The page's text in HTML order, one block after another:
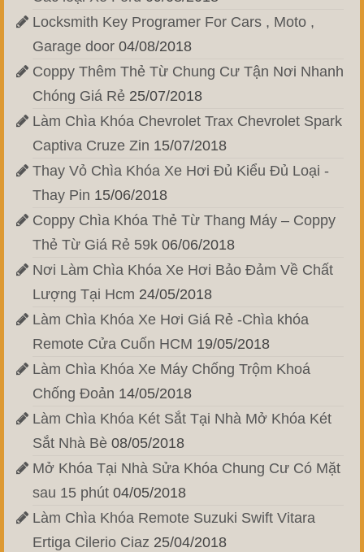
Locksmith Key Programer For Cars , Moto ,
Garage door 04/08/2018
Coppy Thêm Thẻ Từ Chung Cư Tận Nơi Nhanh
Chóng Giá Rẻ 25/07/2018
Làm Chìa Khóa Chevrolet Trax Chevrolet Spark
Captiva Cruze Zin 15/07/2018
Thay Vỏ Chìa Khóa Xe Hơi Đủ Kiểu Đủ Loại -
Thay Pin 15/06/2018
Coppy Chìa Khóa Thẻ Từ Thang Máy – Coppy
Thẻ Từ Giá Rẻ 59k 06/06/2018
Nơi Làm Chìa Khóa Xe Hơi Bảo Đảm Về Chất
Lượng Tại Hcm 24/05/2018
Làm Chìa Khóa Xe Hơi Giá Rẻ -Chìa khóa
Remote Cửa Cuốn HCM 19/05/2018
Làm Chìa Khóa Xe Máy Chống Trộm Khoá
Chống Đoản 14/05/2018
Làm Chìa Khóa Két Sắt Tại Nhà Mở Khóa Két
Sắt Nhà Bè 08/05/2018
Mở Khóa Tại Nhà Sửa Khóa Chung Cư Có Mặt
sau 15 phút 04/05/2018
Làm Chìa Khóa Remote Suzuki Swift Vitara
Ertiga Cilerio Ciaz 25/04/2018